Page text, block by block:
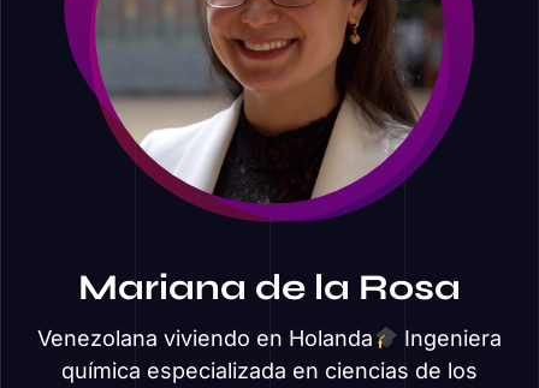
Mariana de la Rosa
Venezolana viviendo en Holanda
Ingeniera
química especializada en ciencias de los